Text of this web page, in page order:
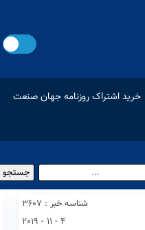
خرید اشتراک روزنامه جهان صنعت
شناسه خبر : 3607
4 - 11 - 2019